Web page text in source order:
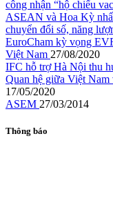
công nhận “hộ chiếu
ASEAN và Hoa Kỳ
chuyển đổi số, năng
EuroCham kỳ vọng
Việt Nam 27/08/2020
IFC hỗ trợ Hà Nội thu
Quan hệ giữa Việt
17/05/2020
ASEM 27/03/2014
Thông báo